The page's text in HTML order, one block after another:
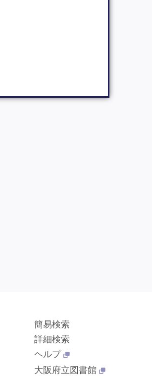
簡易検索
詳細検索
ヘルプ
大阪府立図書館